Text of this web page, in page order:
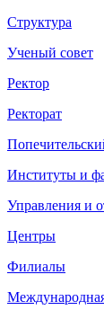
Структура
Ученый совет
Ректор
Ректорат
Институты и
Управления и
Центры
Филиалы